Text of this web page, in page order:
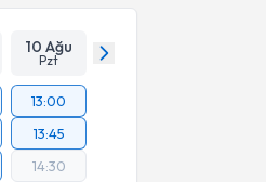
10 Ağu
Pzt
13:00
13:45
14:30